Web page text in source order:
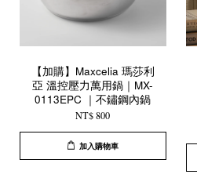
【加購】Maxcelia 瑪莎利
亞 溫控壓力萬用鍋｜MX-
0113EPC ｜不鏽鋼內鍋
NT$ 800
加入購物車